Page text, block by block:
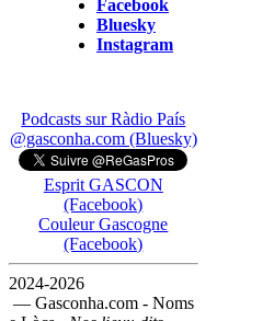
Facebook
Bluesky
Instagram
Podcasts sur Ràdio País
@gasconha.com (Bluesky)
Esprit GASCON
(Facebook)
Couleur Gascogne
(Facebook)
2024-2026
— Gasconha.com - Noms